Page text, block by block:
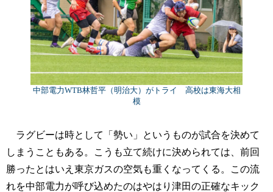
中部電力WTB林哲平（明治大）がトライ 高校は東海大相
模
ラグビーは時として「勢い」というものが試合を決めて
しまうこともある。こうも立て続けに決められては、前回
勝ったとはいえ東京ガスの空気も重くなってくる。この流
れを中部電力が呼び込めたのはやはり津田の正確なキック